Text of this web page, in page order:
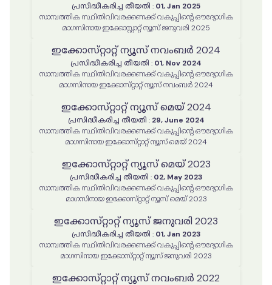
പ്രസിദ്ധീകരിച്ച തീയതി : 01, Jan 2025
സാമ്പത്തിക സ്ഥിതിവിവരക്കണക്ക് വകുപ്പിന്റെ ഔദ്യോഗിക
മാഗസിനായ ഇക്കോസ്റ്റാറ്റ് ന്യൂസ് ജനുവരി 2025
ഇക്കോസ്‌റ്റാറ്റ് ന്യൂസ് നവംബർ 2024
പ്രസിദ്ധീകരിച്ച തീയതി : 01, Nov 2024
സാമ്പത്തിക സ്ഥിതിവിവരക്കണക്ക് വകുപ്പിന്റെ ഔദ്യോഗിക
മാഗസിനായ ഇക്കോസ്‌റ്റാറ്റ് ന്യൂസ് നവംബർ 2024
ഇക്കോസ്‌റ്റാറ്റ് ന്യൂസ് മെയ് 2024
പ്രസിദ്ധീകരിച്ച തീയതി : 29, June 2024
സാമ്പത്തിക സ്ഥിതിവിവരക്കണക്ക് വകുപ്പിന്റെ ഔദ്യോഗിക
മാഗസിനായ ഇക്കോസ്‌റ്റാറ്റ് ന്യൂസ് മെയ് 2024
ഇക്കോസ്‌റ്റാറ്റ് ന്യൂസ് മെയ് 2023
പ്രസിദ്ധീകരിച്ച തീയതി : 02, May 2023
സാമ്പത്തിക സ്ഥിതിവിവരക്കണക്ക് വകുപ്പിന്റെ ഔദ്യോഗിക
മാഗസിനായ ഇക്കോസ്‌റ്റാറ്റ് ന്യൂസ് മെയ് 2023
ഇക്കോസ്‌റ്റാറ്റ് ന്യൂസ് ജനുവരി 2023
പ്രസിദ്ധീകരിച്ച തീയതി : 01, Jan 2023
സാമ്പത്തിക സ്ഥിതിവിവരക്കണക്ക് വകുപ്പിന്റെ ഔദ്യോഗിക
മാഗസിനായ ഇക്കോസ്‌റ്റാറ്റ് ന്യൂസ് ജനുവരി 2023
ഇക്കോസ്‌റ്റാറ്റ് ന്യൂസ് നവംബർ 2022